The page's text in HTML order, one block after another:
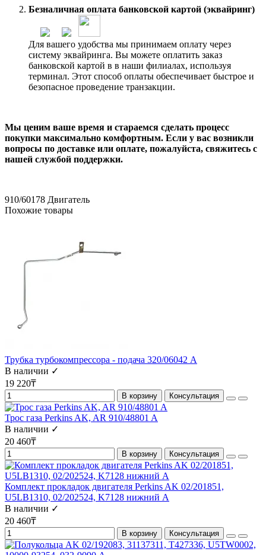
Безналичная оплата банковской картой (эквайринг)
Для вашего удобства мы принимаем оплату через
систему эквайринга. Вы можете оплатить заказ
банковской картой в в наши филиалах, используя
терминал. Этот способ оплаты обеспечивает быстрое и
безопасное проведение транзакции.
Мы ценим ваше время и стараемся сделать процесс
покупки максимально комфортным. Если у вас возникли
вопросы по доставке или оплате, пожалуйста, свяжитесь с
нашей службой поддержки.
910/60178 Двигатель
Похожие товары
Трубка турбокомпрессора - подача 320/06042 А
В наличии ✓
19 220₸
В корзину Консультация
Трос газа Perkins AK, AR 910/48801 A
В наличии ✓
20 460₸
В корзину Консультация
Комплект прокладок двигателя Perkins AK 02/201851,
U5LB1310, 02/202524, K7128 нижний A
В наличии ✓
20 460₸
В корзину Консультация